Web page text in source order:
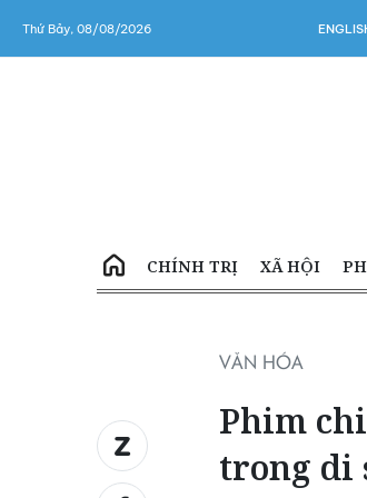
Thứ Bảy, 08/08/2026
CHÍNH TRỊ XÃ HỘI
VĂN HÓA
Phim
trong di